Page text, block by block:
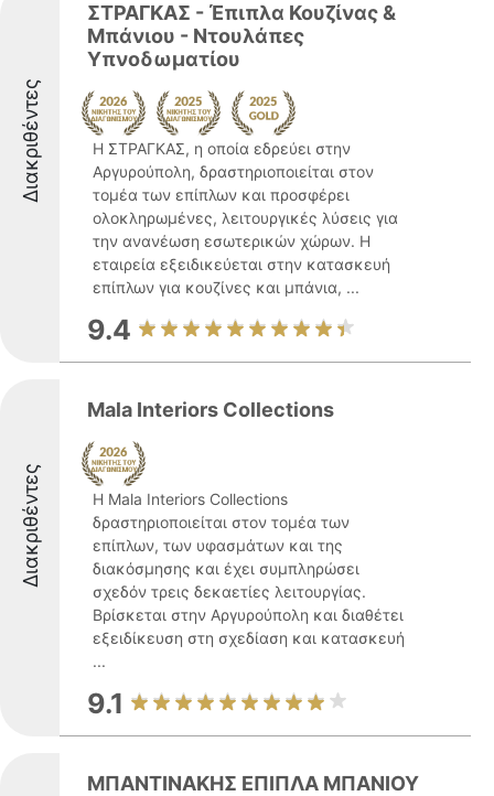
Διακριθέντες
ΣΤΡΑΓΚΑΣ - Έπιπλα Κουζίνας &
Μπάνιου - Ντουλάπες
Υπνοδωματίου
Η ΣΤΡΑΓΚΑΣ, η οποία εδρεύει στην
Αργυρούπολη, δραστηριοποιείται στον
τομέα των επίπλων και προσφέρει
ολοκληρωμένες, λειτουργικές λύσεις για
την ανανέωση εσωτερικών χώρων. Η
εταιρεία εξειδικεύεται στην κατασκευή
επίπλων για κουζίνες και μπάνια, ...
9.4
Διακριθέντες
Mala Interiors Collections
Η Mala Interiors Collections
δραστηριοποιείται στον τομέα των
επίπλων, των υφασμάτων και της
διακόσμησης και έχει συμπληρώσει
σχεδόν τρεις δεκαετίες λειτουργίας.
Βρίσκεται στην Αργυρούπολη και διαθέτει
εξειδίκευση στη σχεδίαση και κατασκευή
...
9.1
ΜΠΑΝΤΙΝΑΚΗΣ ΕΠΙΠΛΑ ΜΠΑΝΙΟΥ